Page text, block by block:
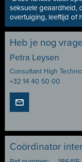
seksuele geaardheid,
overtuiging, leeftijd of
Heb je nog
Petra Leysen
Consultant High
+32 14 40 50 00
Coördinator